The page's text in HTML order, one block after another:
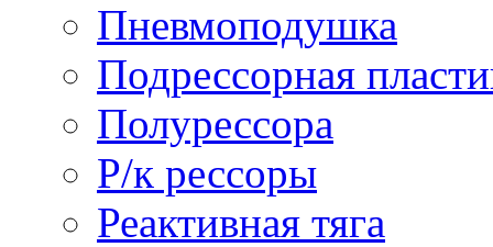
Пневмоподушка
Подрессорная
Полурессора
Р/к рессоры
Реактивная тяга